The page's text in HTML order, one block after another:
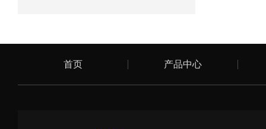
首页 产品中心